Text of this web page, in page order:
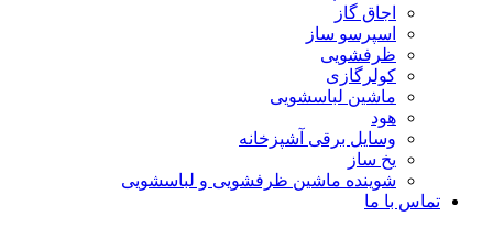
اجاق گاز
اسپرسو ساز
ظرفشویی
کولرگازی
ماشین لباسشویی
هود
وسایل برقی آشپزخانه
یخ ساز
شوینده ماشین ظرفشویی و لباسشویی
تماس با ما